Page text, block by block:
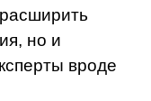
но и
вроде